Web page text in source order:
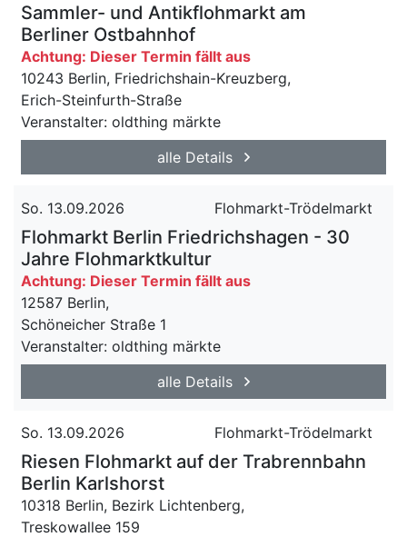
Sammler- und Antikflohmarkt am
Berliner Ostbahnhof
Achtung: Dieser Termin fällt aus
10243 Berlin, Friedrichshain-Kreuzberg,
Erich-Steinfurth-Straße
Veranstalter: oldthing märkte
alle Details
So. 13.09.2026 Flohmarkt-Trödelmarkt
Flohmarkt Berlin Friedrichshagen - 30
Jahre Flohmarktkultur
Achtung: Dieser Termin fällt aus
12587 Berlin,
Schöneicher Straße 1
Veranstalter: oldthing märkte
alle Details
So. 13.09.2026 Flohmarkt-Trödelmarkt
Riesen Flohmarkt auf der Trabrennbahn
Berlin Karlshorst
10318 Berlin, Bezirk Lichtenberg,
Treskowallee 159